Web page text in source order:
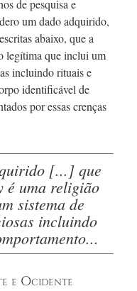
de pesquisa e
um dado adquirido,
abaixo, que a
legítima que inclui um
incluindo rituais e
identificável de
por essas crenças
[...] que
é uma religião
sistema de
incluindo
e Ocidente